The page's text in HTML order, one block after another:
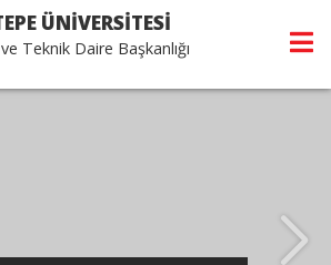
ÜNİVERSİTESİ
Teknik Daire Başkanlığı